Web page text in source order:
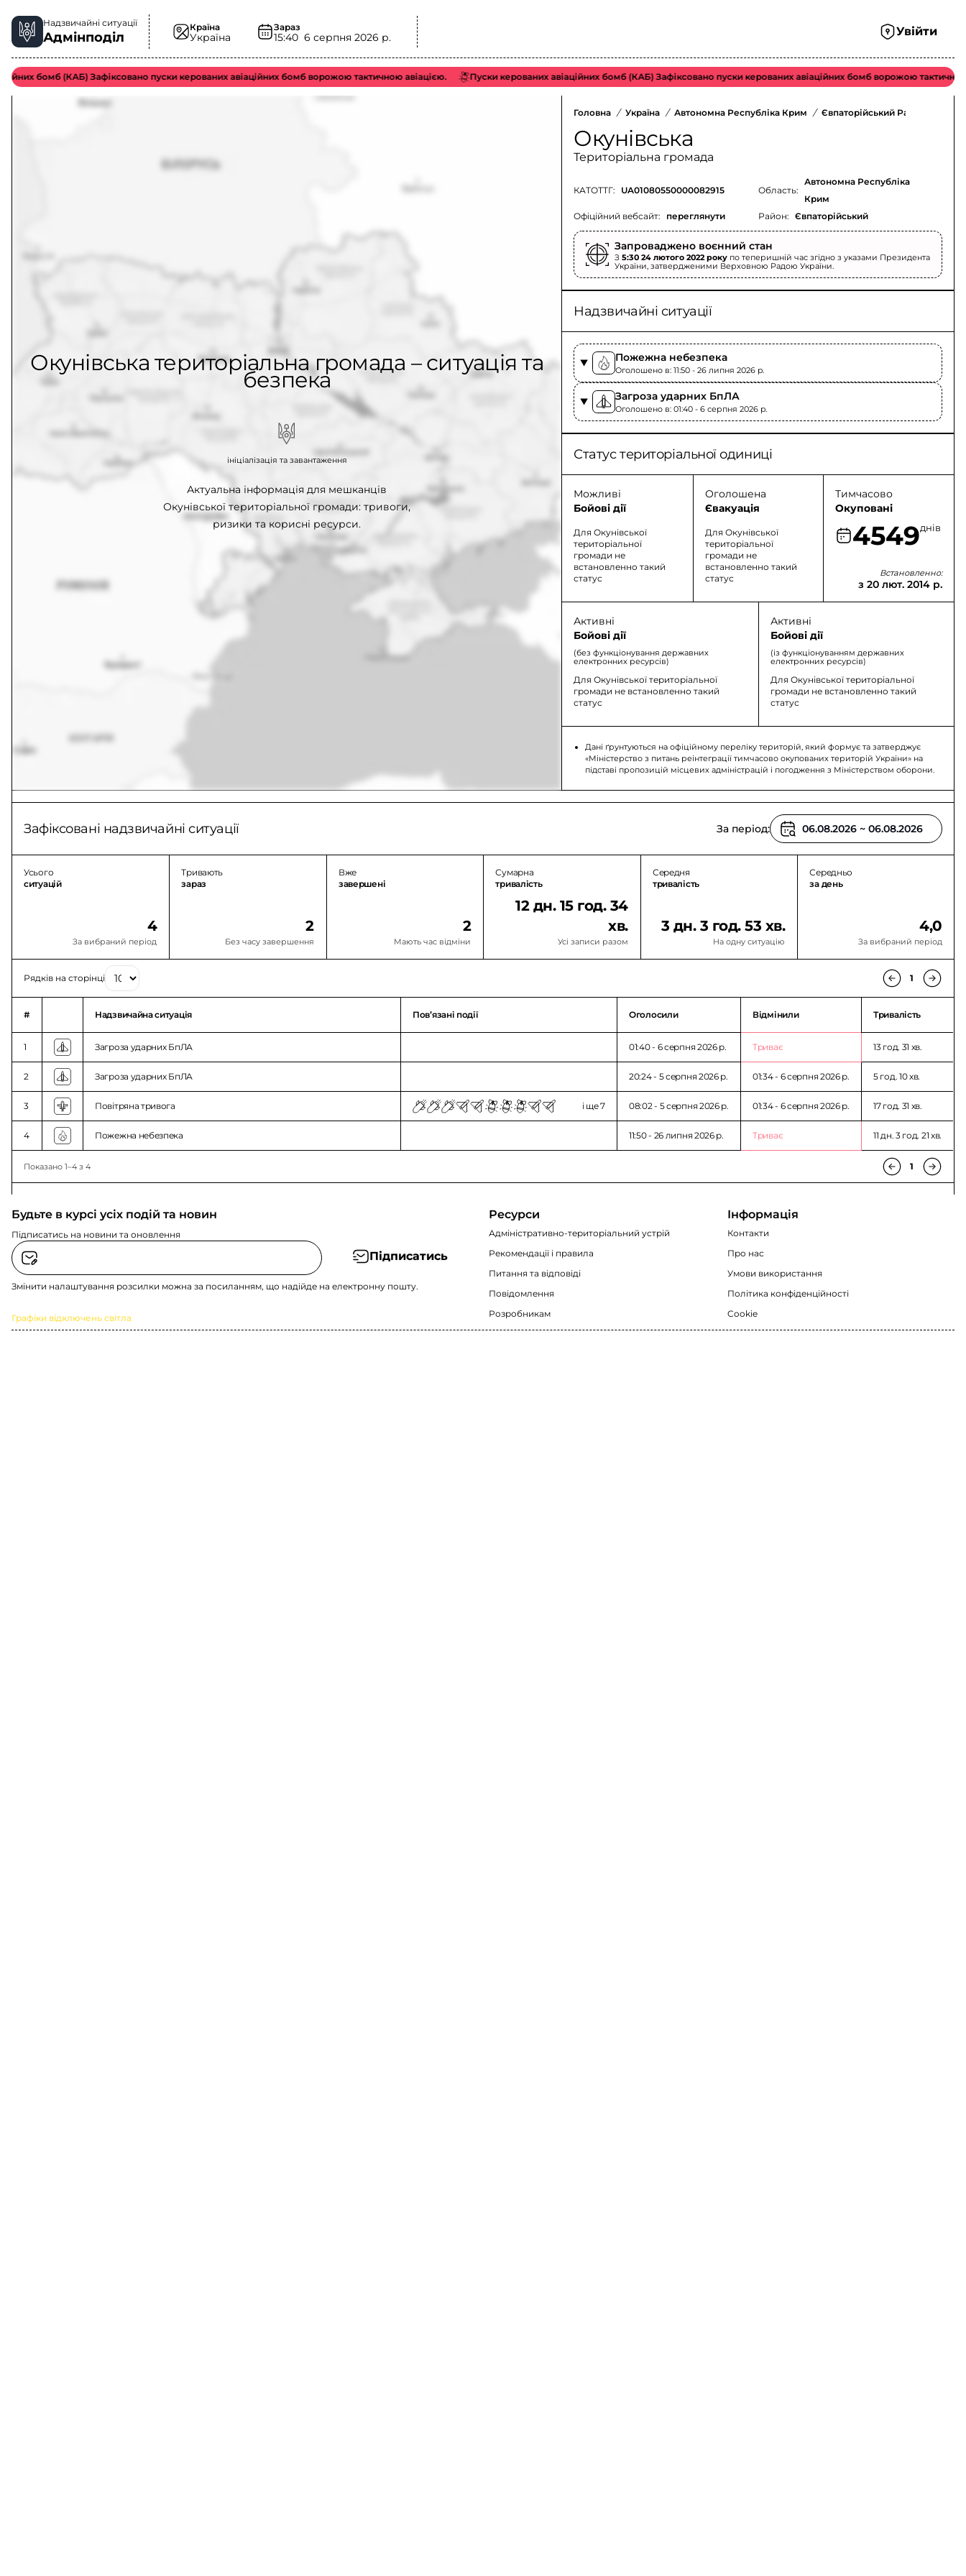
Надзвичайні ситуації
Адмінподіл
Країна
Україна
Зараз
15:40 6 серпня 2026 р. Увійти
бомб (КАБ) Зафіксовано пуски керованих авіаційних бомб ворожою тактичною авіацією. Пуски керованих авіаційних бомб (КАБ) Зафіксовано пуски керованих авіаційних бомб ворожою тактичною
Окунівська територіальна громада – ситуація та
безпека
Актуальна інформація для мешканців
Окунівської територіальної громади: тривоги,
ризики та корисні ресурси.
ініціалізація та завантаження
Головна / Україна / Автономна Республіка Крим / Євпаторійський Район
Окунівська
Територіальна громада
КАТОТТГ: UA01080550000082915
Офіційний вебсайт: переглянути
Область:
Автономна Республіка
Крим
Район: Євпаторійський
Запроваджено воєнний стан
З5:30 24 лютого 2022 року по теперишній час згідно з указами Президента
України, затвердженими Верховною Радою України.
Надзвичайні ситуації
Пожежна небезпека
Оголошено в: 11:50 - 26 липня 2026 p.
Загроза ударних БпЛА
Оголошено в: 01:40 - 6 серпня 2026 p.
Статус територіальної одиниці
Можливі
Бойові дії
Для Окунівської
територіальної
громади не
встановленно такий
статус
Оголошена
Євакуація
Для Окунівської
територіальної
громади не
встановленно такий
статус
Тимчасово
Окуповані
4549днів
Встановленно:
з 20 лют. 2014 р.
Активні
Бойові дії
(без функціонування державних
електронних ресурсів)
Для Окунівської територіальної
громади не встановленно такий
статус
Активні
Бойові дії
(із функціонуванням державних
електронних ресурсів)
Для Окунівської територіальної
громади не встановленно такий
статус
Дані ґрунтуються на офіційному переліку територій, який формує та затверджує
«Міністерство з питань реінтеграції тимчасово окупованих територій України» на
підставі пропозицій місцевих адміністрацій і погодження з Міністерством оборони.
Зафіксовані надзвичайні ситуації За період:
Усього
ситуацій
4
За вибраний період
Тривають
зараз
2
Без часу завершення
Вже
завершені
2
Мають час відміни
Сумарна
тривалість
12 дн. 15 год. 34
хв.
Усі записи разом
Середня
тривалість
3 дн. 3 год. 53 хв.
На одну ситуацію
Середньо
за день
4,0
За вибраний період
Рядків на сторінці 1
# Надзвичайна ситуація Повʼязані події Оголосили Відмінили Тривалість
1 Загроза ударних БпЛА 01:40 - 6 серпня 2026 p. Триває 13 год. 31 хв.
2 Загроза ударних БпЛА 20:24 - 5 серпня 2026 p. 01:34 - 6 серпня 2026 p. 5 год. 10 хв.
3 Повітряна тривога і ще 7 08:02 - 5 серпня 2026 p. 01:34 - 6 серпня 2026 p. 17 год. 31 хв.
4 Пожежна небезпека 11:50 - 26 липня 2026 p. Триває 11 дн. 3 год. 21 хв.
Показано 1–4 з 4 1
Будьте в курсі усіх подій та новин
Підписатись на новини та оновлення
Підписатись
Змінити налаштування розсилки можна за посиланням, що надійде на електронну пошту.
Графіки відключень світла
Ресурси
Адміністративно-територіальний устрій
Рекомендації i правила
Питання та відповіді
Повідомлення
Розробникам
Інформація
Контакти
Про нас
Умови використання
Політика конфіденційності
Cookie